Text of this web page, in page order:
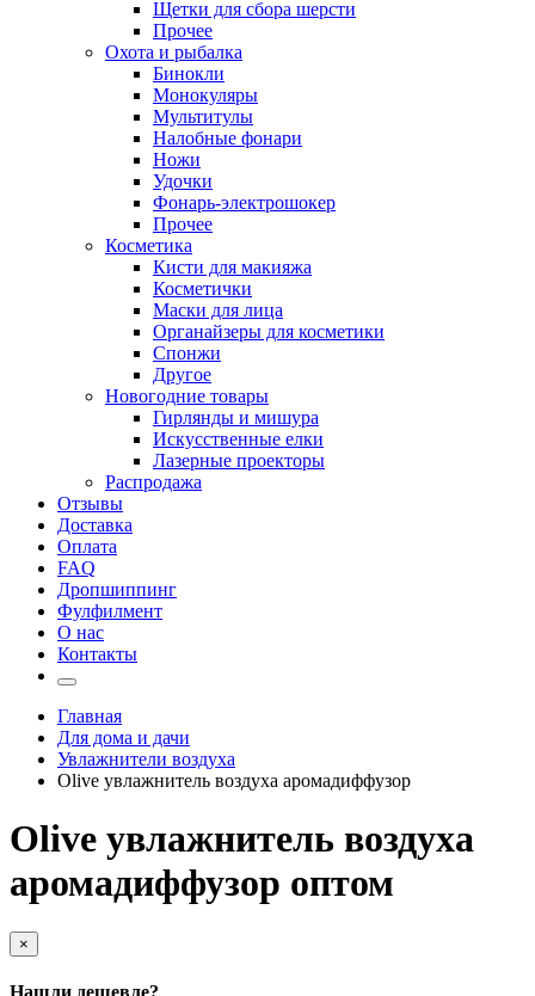
Щетки для сбора шерсти
Прочее
Охота и рыбалка
Бинокли
Монокуляры
Мультитулы
Налобные фонари
Ножи
Удочки
Фонарь-электрошокер
Прочее
Косметика
Кисти для макияжа
Косметички
Маски для лица
Органайзеры для косметики
Спонжи
Другое
Новогодние товары
Гирлянды и мишура
Искусственные елки
Лазерные проекторы
Распродажа
Отзывы
Доставка
Оплата
FAQ
Дропшиппинг
Фулфилмент
О нас
Контакты
Главная
Для дома и дачи
Увлажнители воздуха
Olive увлажнитель воздуха аромадиффузор
Olive увлажнитель воздуха
аромадиффузор оптом
×